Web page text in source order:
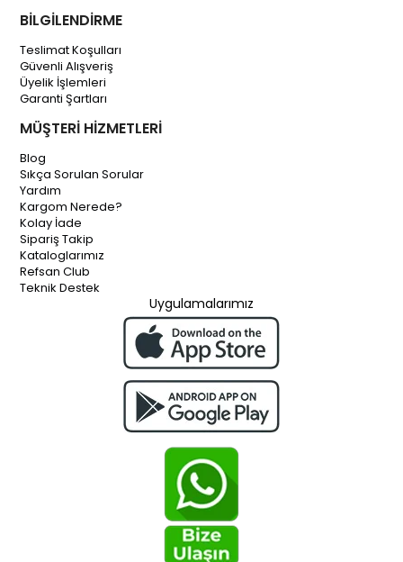
BİLGİLENDİRME
Teslimat Koşulları
Güvenli Alışveriş
Üyelik İşlemleri
Garanti Şartları
MÜŞTERİ HİZMETLERİ
Blog
Sıkça Sorulan Sorular
Yardım
Kargom Nerede?
Kolay İade
Sipariş Takip
Kataloglarımız
Refsan Club
Teknik Destek
Uygulamalarımız